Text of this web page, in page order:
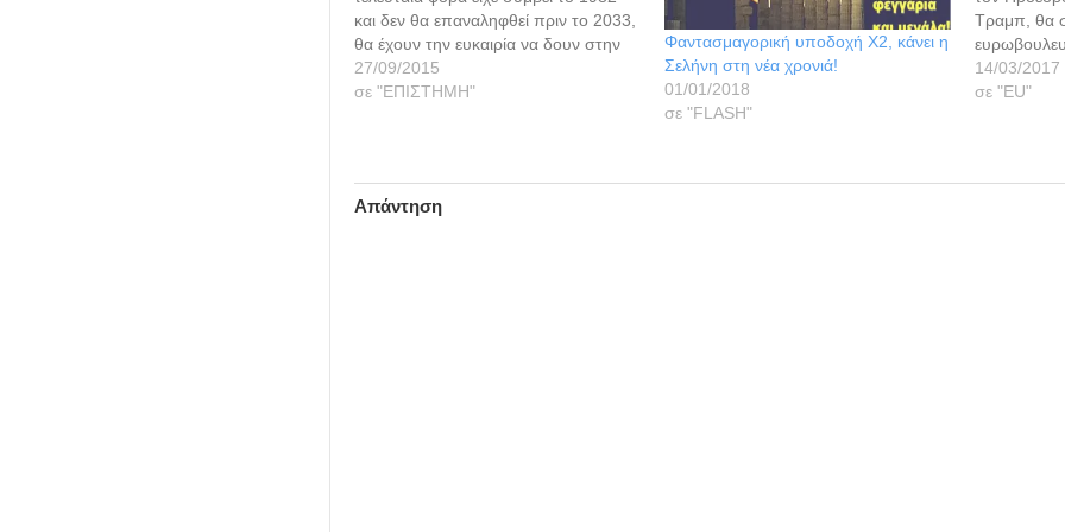
και δεν θα επαναληφθεί πριν το 2033,
θα έχουν την ευκαιρία να δουν στην
Ελλάδα και σε πολλές άλλες χώρες
όσοι βάλουν... νωρίς το ξυπνητήρι τα
27/09/2015
σε "ΕΠΙΣΤΗΜΗ"
Φαντασμαγορική υποδοχή Χ2, κάνει η
Σελήνη στη νέα χρονιά!
01/01/2018
σε "FLASH"
Τραμπ, θα
αρμόδιο
βοήθεια,
δεν
14/03/2017
σε "ΕU"
Απάντηση